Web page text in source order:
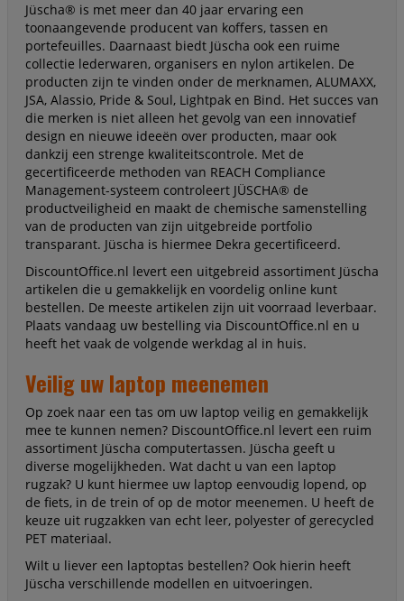
Jüscha® is met meer dan 40 jaar ervaring een
toonaangevende producent van koffers, tassen en
portefeuilles. Daarnaast biedt Jüscha ook een ruime
collectie lederwaren, organisers en nylon artikelen. De
producten zijn te vinden onder de merknamen, ALUMAXX,
JSA, Alassio, Pride & Soul, Lightpak en Bind. Het succes van
die merken is niet alleen het gevolg van een innovatief
design en nieuwe ideeën over producten, maar ook
dankzij een strenge kwaliteitscontrole. Met de
gecertificeerde methoden van REACH Compliance
Management-systeem controleert JÜSCHA® de
productveiligheid en maakt de chemische samenstelling
van de producten van zijn uitgebreide portfolio
transparant. Jüscha is hiermee Dekra gecertificeerd.
DiscountOffice.nl levert een uitgebreid assortiment Jüscha
artikelen die u gemakkelijk en voordelig online kunt
bestellen. De meeste artikelen zijn uit voorraad leverbaar.
Plaats vandaag uw bestelling via DiscountOffice.nl en u
heeft het vaak de volgende werkdag al in huis.
Veilig uw laptop meenemen
Op zoek naar een tas om uw laptop veilig en gemakkelijk
mee te kunnen nemen? DiscountOffice.nl levert een ruim
assortiment Jüscha computertassen. Jüscha geeft u
diverse mogelijkheden. Wat dacht u van een laptop
rugzak? U kunt hiermee uw laptop eenvoudig lopend, op
de fiets, in de trein of op de motor meenemen. U heeft de
keuze uit rugzakken van echt leer, polyester of gerecycled
PET materiaal.
Wilt u liever een laptoptas bestellen? Ook hierin heeft
Jüscha verschillende modellen en uitvoeringen.